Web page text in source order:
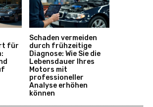
für
Schaden vermeiden
durch frühzeitige
Diagnose: Wie Sie die
Lebensdauer Ihres
Motors mit
professioneller
Analyse erhöhen
können